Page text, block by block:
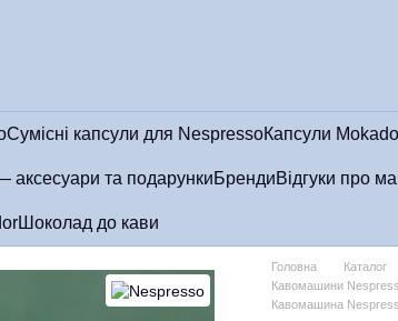
Сумісні капсули для NespressoКапсули
аксесуари та подарункиБрендиВідгуки про
Шоколад до кави
Головна Каталог
Кавомашини
Кавомашина